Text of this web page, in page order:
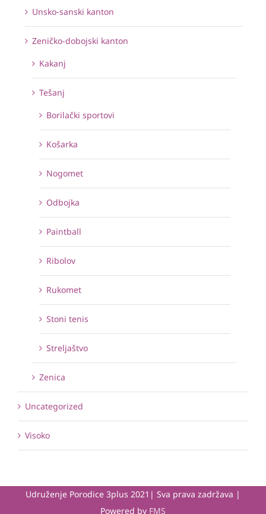
Unsko-sanski kanton
Zeničko-dobojski kanton
Kakanj
Tešanj
Borilački sportovi
Košarka
Nogomet
Odbojka
Paintball
Ribolov
Rukomet
Stoni tenis
Streljaštvo
Zenica
Uncategorized
Visoko
Udruženje Porodice 3plus 2021| Sva prava zadržava |
Powered by FMS